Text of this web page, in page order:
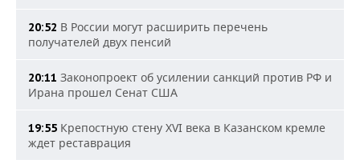
20:52 В России могут расширить перечень
получателей двух пенсий
20:11 Законопроект об усилении санкций против РФ и
Ирана прошел Сенат США
19:55 Крепостную стену XVI века в Казанском кремле
ждет реставрация